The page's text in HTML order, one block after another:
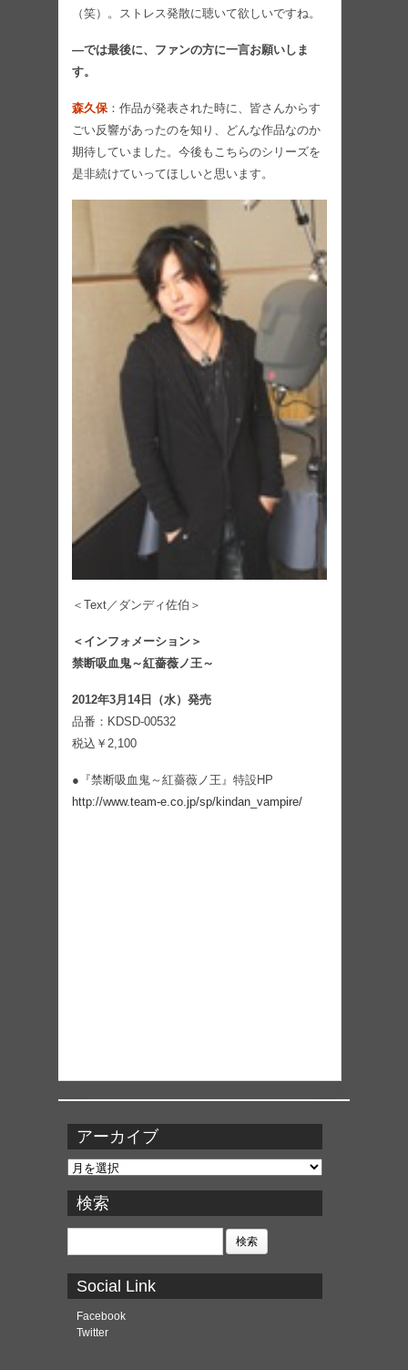
（笑）。ストレス発散に聴いて欲しいですね。
―では最後に、ファンの方に一言お願いしま
す。
森久保 ：作品が発表された時に、皆さんからす
ごい反響があったのを知り、どんな作品なのか
期待していました。今後もこちらのシリーズを
是非続けていってほしいと思います。
＜Text／ダンディ佐伯＞
＜インフォメーション＞
禁断吸血鬼～紅薔薇ノ王～
2012年3月14日（水）発売
品番：KDSD-00532
税込￥2,100
●『禁断吸血鬼～紅薔薇ノ王』特設HP
http://www.team-e.co.jp/sp/kindan_vampire/
アーカイブ
ア
カ
イ
ブ
検索
検
Social Link
Facebook
Twitter